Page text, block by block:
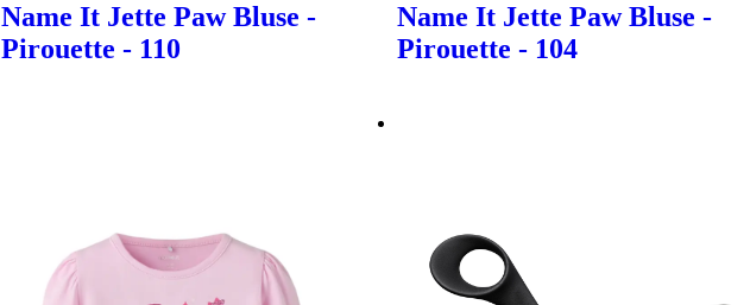
Name It Jette Paw Bluse -
Pirouette - 110
Name It Jette Paw Bluse -
Pirouette - 104